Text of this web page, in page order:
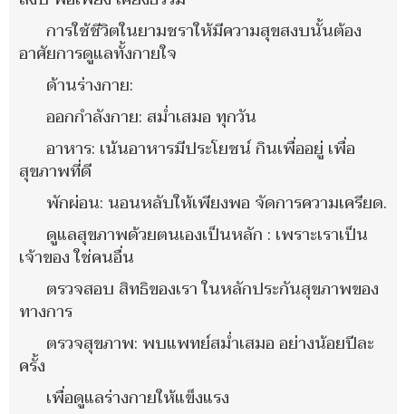
การใช้ชีวิตในยามชราให้มีความสุขสงบนั้นต้อง
อาศัยการดูแลทั้งกายใจ
ด้านร่างกาย:
ออกกำลังกาย: สม่ำเสมอ ทุกวัน
อาหาร: เน้นอาหารมีประโยชน์ กินเพื่ออยู่ เพื่อ
สุขภาพที่ดี
พักผ่อน: นอนหลับให้เพียงพอ จัดการความเครียด.
ดูแลสุขภาพด้วยตนเองเป็นหลัก : เพราะเราเป็น
เจ้าของ ใช่คนอื่น
ตรวจสอบ สิทธิของเรา ในหลักประกันสุขภาพของ
ทางการ
ตรวจสุขภาพ: พบแพทย์สม่ำเสมอ อย่างน้อยปีละ
ครั้ง
เพื่อดูแลร่างกายให้แข็งแรง